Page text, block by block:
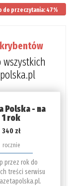
do przeczytania: 47%
Polska - na
1 rok
340 zł
rocznie
przez rok do
treści serwisu